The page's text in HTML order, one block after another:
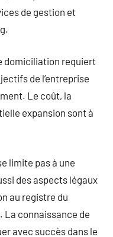
de gestion et
domiciliation requiert
de l’entreprise
Le coût, la
expansion sont à
limite pas à une
des aspects légaux
au registre du
La connaissance de
avec succès dans le